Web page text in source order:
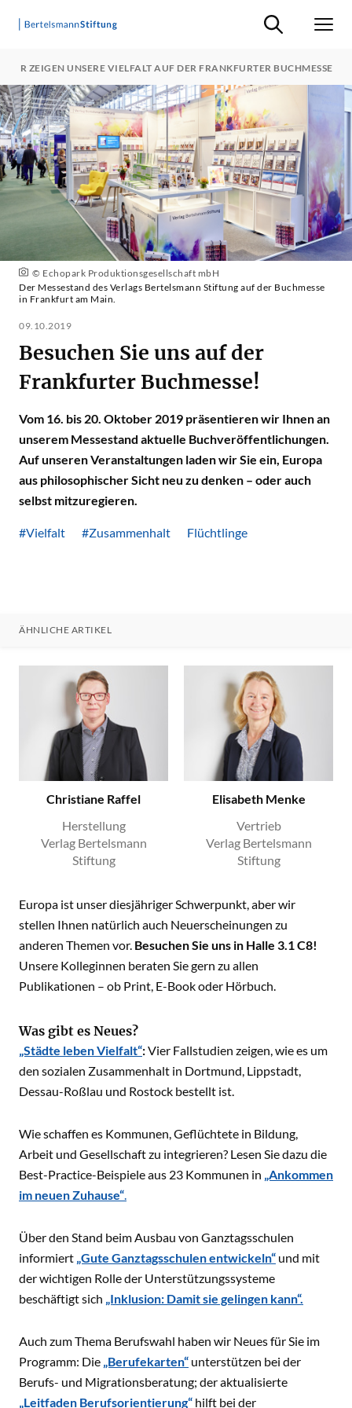
Suche ein-/
ZEIGEN UNSERE VIELFALT AUF DER FRANKFURTER BUCHMESSE
© Echopark Produktionsgesellschaft mbH
Der Messestand des Verlags Bertelsmann Stiftung auf der Buchmesse
in Frankfurt am Main.
09.10.2019
Besuchen Sie uns auf der
Frankfurter Buchmesse!
Vom 16. bis 20. Oktober 2019 präsentieren wir Ihnen an
unserem Messestand aktuelle Buchveröffentlichungen.
Auf unseren Veranstaltungen laden wir Sie ein, Europa
aus philosophischer Sicht neu zu denken – oder auch
selbst mitzuregieren.
#Vielfalt #Zusammenhalt Flüchtlinge
ÄHNLICHE ARTIKEL
Christiane Raffel
Herstellung
Verlag Bertelsmann
Stiftung
Elisabeth Menke
Vertrieb
Verlag Bertelsmann
Stiftung
Europa ist unser diesjähriger Schwerpunkt, aber wir
stellen Ihnen natürlich auch Neuerscheinungen zu
anderen Themen vor. Besuchen Sie uns in Halle 3.1 C8!
Unsere Kolleginnen beraten Sie gern zu allen
Publikationen – ob Print, E-Book oder Hörbuch.
Was gibt es Neues?
„Städte leben Vielfalt“:Vier Fallstudien zeigen, wie es um
den sozialen Zusammenhalt in Dortmund, Lippstadt,
Dessau-Roßlau und Rostock bestellt ist.
Wie schaffen es Kommunen, Geflüchtete in Bildung,
Arbeit und Gesellschaft zu integrieren? Lesen Sie dazu die
Best-Practice-Beispiele aus 23 Kommunen in „Ankommen
im neuen Zuhause“.
Über den Stand beim Ausbau von Ganztagsschulen
informiert „Gute Ganztagsschulen entwickeln“ und mit
der wichtigen Rolle der Unterstützungssysteme
beschäftigt sich „Inklusion: Damit sie gelingen kann“.
Auch zum Thema Berufswahl haben wir Neues für Sie im
Programm: Die „Berufekarten“ unterstützen bei der
Berufs- und Migrationsberatung; der aktualisierte
„Leitfaden Berufsorientierung“ hilft bei der